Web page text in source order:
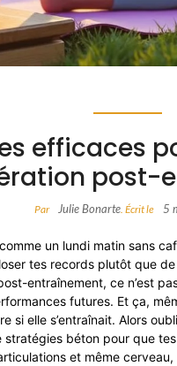
efficaces
post-
Par Julie Bonarte. Écrit le 5
un lundi matin sans
tes records plutôt que
entraînement, ce n’est
futures. Et ça,
si elle s’entraînait. Alors
stratégies béton pour que
et même